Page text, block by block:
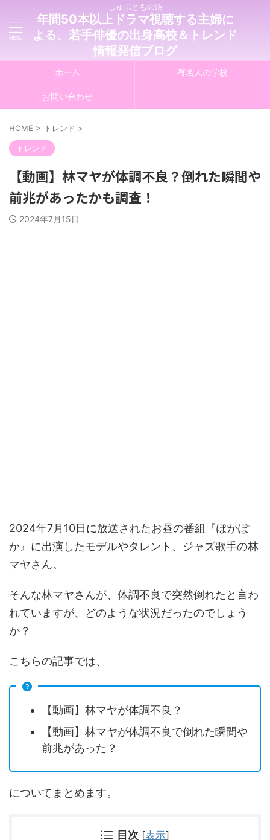
しゅふともの沼
年間50本以上ドラマ視聴する主婦に
よる、若手俳優の出身高校＆トレンド
情報発信ブログ
ホーム 有名人の学校
お問い合わせ
HOME > トレンド >
トレンド
【動画】林マヤが体調不良？倒れた瞬間や
前兆があったかも調査！
2024年7月15日
2024年7月10日に放送されたお昼の番組『ぽかぽ
か』に出演したモデルやタレント、ジャズ歌手の林
マヤさん。
そんな林マヤさんが、体調不良で突然倒れたと言わ
れていますが、どのような状況だったのでしょう
か？
こちらの記事では、
【動画】林マヤが体調不良？
【動画】林マヤが体調不良で倒れた瞬間や
前兆があった？
についてまとめます。
目次 [表示]